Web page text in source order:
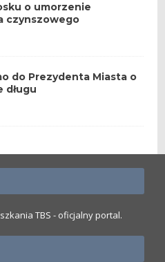
o umorzenie
czynszowego
do Prezydenta Miasta o
długu
TBS - oficjalny portal.